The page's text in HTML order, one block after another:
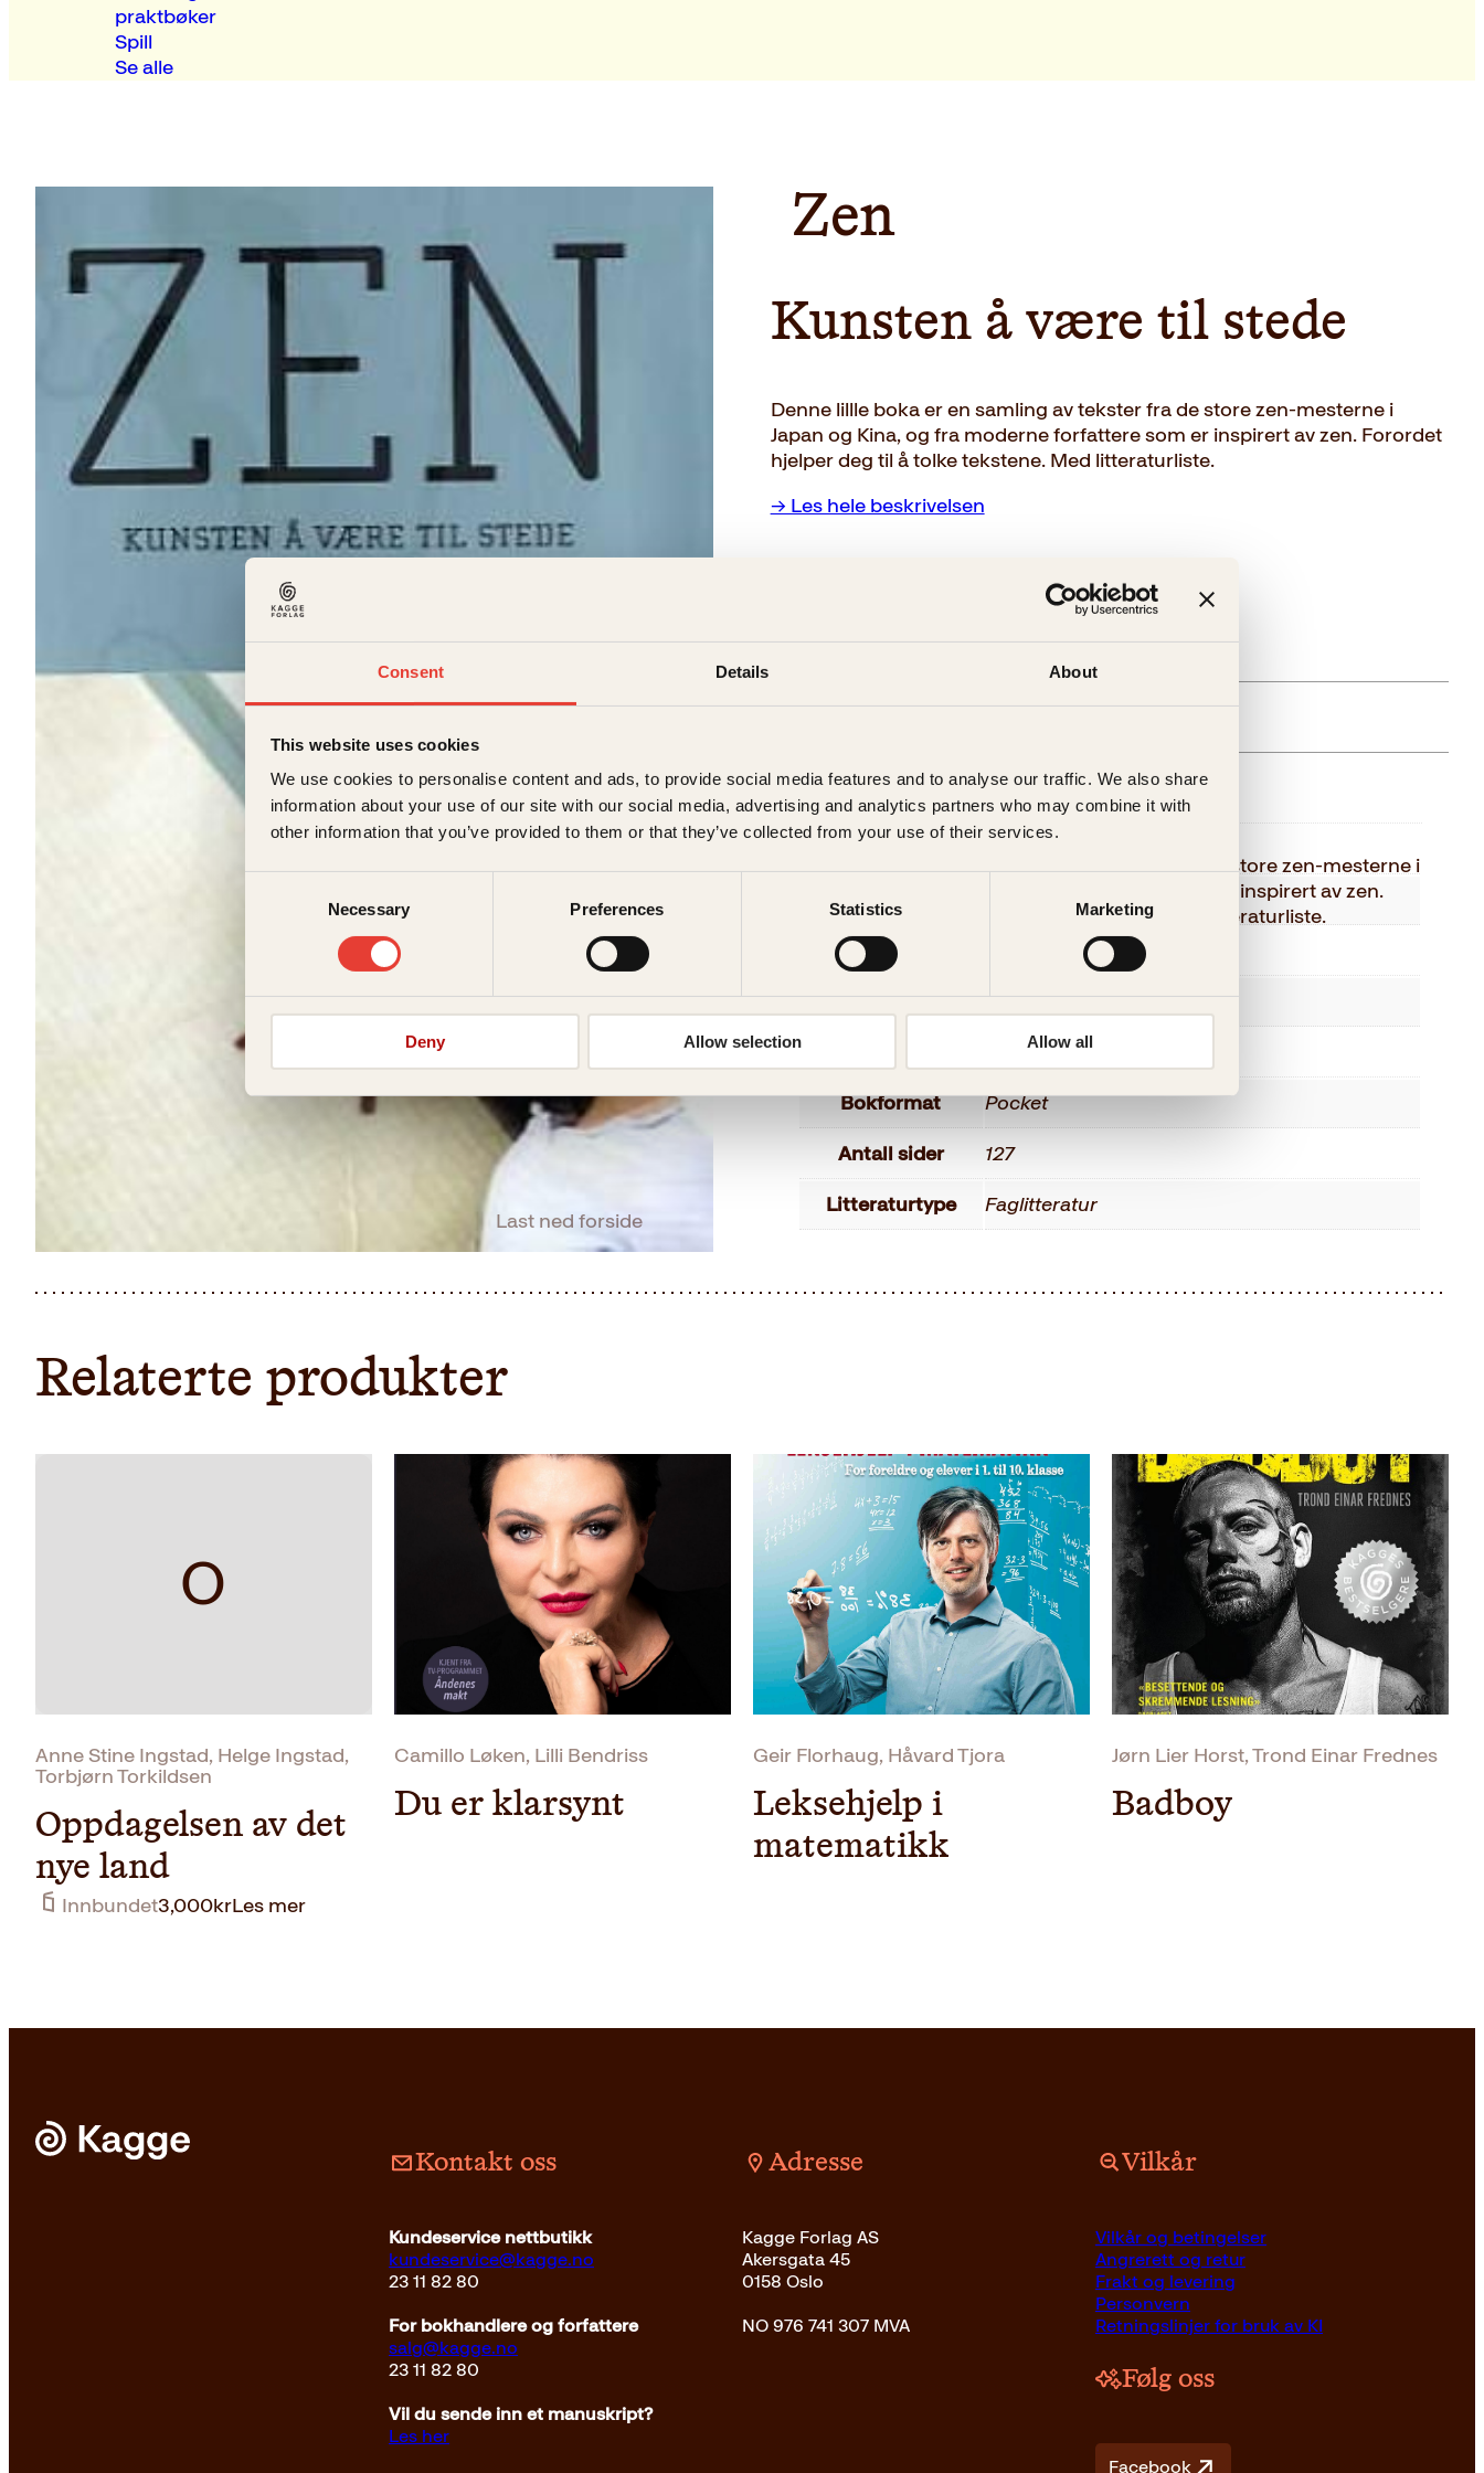
Consent Details About
This website uses cookies
We use cookies to personalise content and ads, to provide social media features and to analyse our traffic. We also share
information about your use of our site with our social media, advertising and analytics partners who may combine it with
other information that you’ve provided to them or that they’ve collected from your use of their services.
Necessary Preferences Statistics Marketing
Deny Allow selection Allow all
praktbøker
Spill
Se alle
Last ned forside
Zen
Kunsten å være til stede
Denne lillle boka er en samling av tekster fra de store zen-mesterne i
Japan og Kina, og fra moderne forfattere som er inspirert av zen. Forordet
hjelper deg til å tolke tekstene. Med litteraturliste.
→ Les hele beskrivelsen
Ikke tilgjengelig (årsak uspesifisert)
Beskrivelse
Denne lillle boka er en samling av tekster fra de store zen-mesterne i
Japan og Kina, og fra moderne forfattere som er inspirert av zen.
Forordet hjelper deg til å tolke tekstene. Med litteraturliste.
Forlag
Målgruppe
Språk
ISBN 9788272013850
2005
Bokformat Pocket
Antall sider 127
Litteraturtype Faglitteratur
Relaterte produkter
O
Anne Stine Ingstad, Helge Ingstad,
Torbjørn Torkildsen
Oppdagelsen av det
nye land
Innbundet3,000krLes mer
Camillo Løken, Lilli Bendriss
Du er klarsynt
Innbundet399krLes mer
Geir Florhaug, Håvard Tjora
Leksehjelp i
matematikk
Pocket 249 kr Les mer
Jørn Lier Horst, Trond Einar Frednes
Badboy
Pocket179 Les mer
Kontakt oss
Kundeservice nettbutikk
kundeservice@kagge.no
23 11 82 80
For bokhandlere og forfattere
salg@kagge.no
23 11 82 80
Vil du sende inn et manuskript?
Les her
Adresse
Kagge Forlag AS
Akersgata 45
0158 Oslo
NO 976 741 307 MVA
Vilkår
Vilkår og betingelser
Angrerett og retur
Frakt og levering
Personvern
Retningslinjer for bruk av KI
Følg oss
Facebook